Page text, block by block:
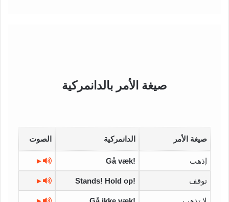
صيغة الأمر بالدانمركية
صيغة الأمر الدانمركية الصوت
إذهب Gå væk!
►
توقف Stands! Hold op!
►